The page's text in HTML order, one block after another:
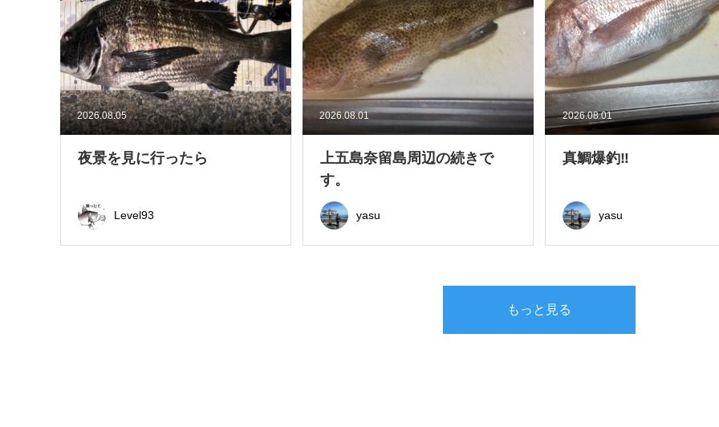
2026.08.05
夜景を見に行ったら
Level93
2026.08.01
上五島奈留島周辺の続きで
す。
yasu
2026.08.01
真鯛爆釣‼
yasu
もっと見る